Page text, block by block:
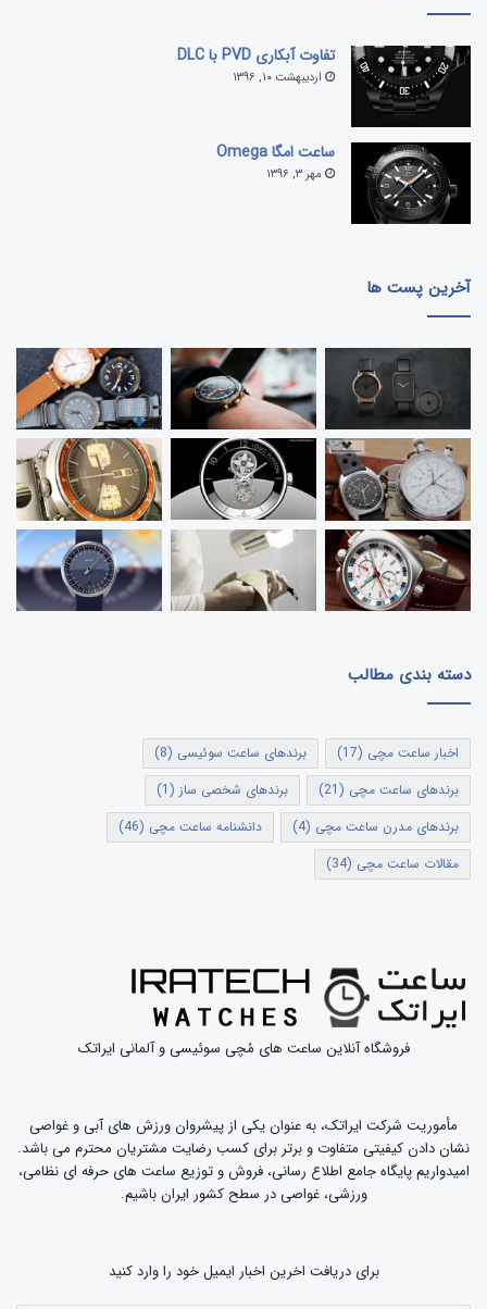
تفاوت آبکاری PVD با DLC
اردیبهشت ۱۰, ۱۳۹۶
ساعت امگا Omega
مهر ۳, ۱۳۹۶
آخرین پست ها
دسته بندی مطالب
اخبار ساعت مچی (17) برندهای ساعت سوئیسی (8)
برندهای ساعت مچی (21) برندهای شخصی ساز (1)
برندهای مدرن ساعت مچی (4) دانشنامه ساعت مچی (46)
مقالات ساعت مچی (34)
فروشگاه آنلاین ساعت های مُچی سوئیسی و آلمانی ایراتک
مأموریت شرکت ایراتک، به عنوان یکی از پیشروان ورزش های آبی و غواصی
نشان دادن کیفیتی متفاوت و برتر برای کسب رضایت مشتریان محترم می باشد.
امیدواریم پایگاه جامع اطلاع رسانی، فروش و توزیع ساعت های حرفه ای نظامی،
ورزشی، غواصی در سطح کشور ایران باشیم.
برای دریافت اخرین اخبار ایمیل خود را وارد کنید